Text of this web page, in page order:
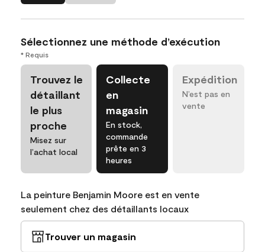
Sélectionnez une méthode d’exécution
* Requis
Trouvez le
détaillant
le plus
proche
Misez sur
l’achat local
Collecte
en
magasin
En stock,
commande
prête en 3
heures
Expédition
N’est pas en
vente
La peinture Benjamin Moore est en vente
seulement chez des détaillants locaux
Trouver un magasin